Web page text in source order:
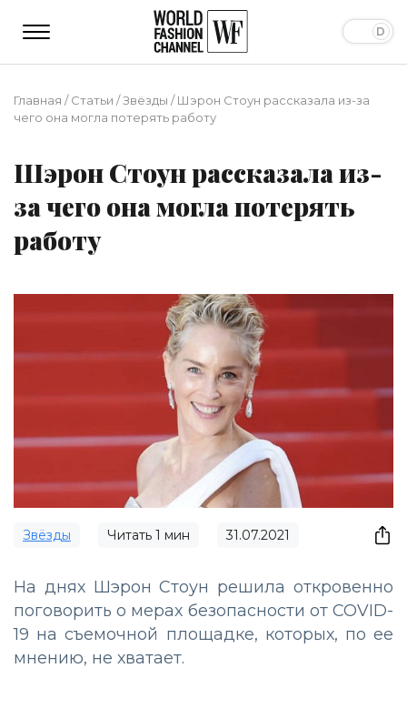
Главная /Статьи /Звёзды /Шэрон Стоун рассказала из-за
чего она могла потерять работу
Шэрон Стоун рассказала из-
за чего она могла потерять
работу
Звёзды Читать 1 мин 31.07.2021
На днях Шэрон Стоун решила откровенно
поговорить о мерах безопасности от COVID-
19 на съемочной площадке, которых, по ее
мнению, не хватает.